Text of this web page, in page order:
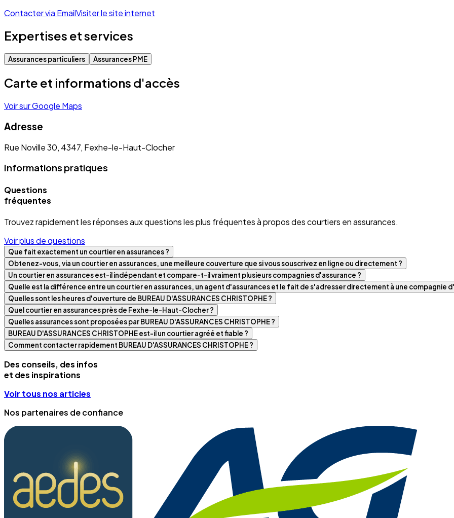
Contacter via EmailVisiter le site internet
Expertises et services
Assurances particuliers Assurances PME
Carte et informations d'accès
Voir sur Google Maps
Adresse
Rue Noville 30, 4347, Fexhe-le-Haut-Clocher
Informations pratiques
Questions
fréquentes
Trouvez rapidement les réponses aux questions les plus fréquentes à propos des courtiers en assurances.
Voir plus de questions
Que fait exactement un courtier en assurances ?
Obtenez-vous, via un courtier en assurances, une meilleure couverture que si vous souscrivez en ligne ou directement ?
Un courtier en assurances est-il indépendant et compare-t-il vraiment plusieurs compagnies d'assurance ?
Quelle est la différence entre un courtier en assurances, un agent d'assurances et le fait de s'adresser directement à une compagnie
Quelles sont les heures d'ouverture de BUREAU D'ASSURANCES CHRISTOPHE ?
Quel courtier en assurances près de Fexhe-le-Haut-Clocher ?
Quelles assurances sont proposées par BUREAU D'ASSURANCES CHRISTOPHE ?
BUREAU D'ASSURANCES CHRISTOPHE est-il un courtier agréé et fiable ?
Comment contacter rapidement BUREAU D'ASSURANCES CHRISTOPHE ?
Des conseils, des infos
et des inspirations
Voir tous nos articles
Nos partenaires de confiance